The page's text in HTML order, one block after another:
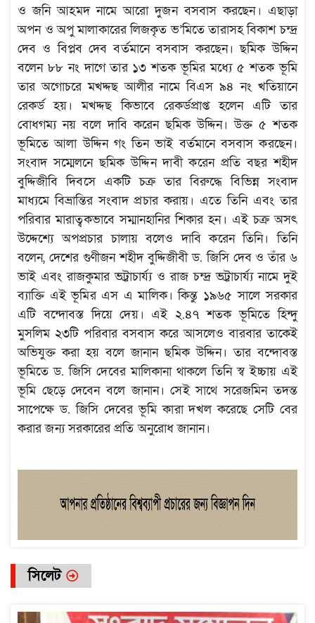
ও জনি আহমদ নামে আরো দুজন বসবাস করছেন। এছাড়া
অপন ও অপু মালাকারের লিজকৃত ভ’মিতে তারাসহ বিকাশ চন্দ্র
দেব ও বিপ্লব দেব বর্তমানে বসবাস করছেন। ছমিক উদ্দিন
বলেন ৮৮ নং দাগে তার ১৩ শতক ভূমির মধ্যে ৫ শতক ভূমি
তার অগোচরে মখদ্দছ আলীর নামে বিএস ৯৪ নং খতিয়ানে
রেকর্ড হয়। মখদ্দছ কিভাবে রেকর্ডপ্রাপ্ত হলেন এটি তার
বোধগম্য নয় বলে দাবি করেন ছমিক উদ্দিন। উক্ত ৫ শতক
ভূমিতে আলা উদ্দিন গং তিন ভাই বর্তমানে বসবাস করছেন।
সংবাদ সম্মেলনে ছমিক উদ্দিন দাবী করেন প্রতি বছর শহীদ
বুদ্দিজীবি দিবসে একটি চক্র তার বিরুদ্ধে বিভিন্ন সংবাদ
মাধ্যমে বিভ্রান্তির সংবাদ প্রচার করায়। এতে তিনি এবং তার
পরিবার মারাত্বকভাবে সম্মানহানির শিকার হন। এই চক্র অসৎ
উদ্দেশ্যে অপপ্রচার চালায় বলেও দাবি করেন তিনি। তিনি
বলেন, দেশের গুণীজন শহীদ বুদ্দিজীবী ড. জিসি দেব ও তাঁর ৬
ভাই এবং রাজকুমার ভট্্রাচার্য্য ও রাজ চন্দ্র ভট্্রাচার্য্য নামে দুই
ব্যাক্তি এই ভূমির এস এ মালিক। কিন্তু ১৯৬৫ সালে সরকার
এটি বন্দোবস্ত দিয়ে দেয়। এই ২.৪৭ শতক ভূমিতে হিন্দু
মুসলিম ২৩টি পরিবার বসবাস করে আসলেও বারবার তাকেই
অভিযুক্ত করা হয় বলে জানান ছমিক উদ্দিন। তার বন্দোবস্ত
ভূমিতে ড. জিসি দেবের মালিকানা থাকলে তিনি স্ব ইচ্চায় এই
ভূমি ছেড়ে দেবেন বলে জানান। সেই সাথে সরেজমিন তদন্ত
সাপেক্ষে ড. জিসি দেবের ভূমি কারা দখল করেছে সেটি বের
করার জন্য সরকারের প্রতি অনুরোধ জানান।
সিলেট